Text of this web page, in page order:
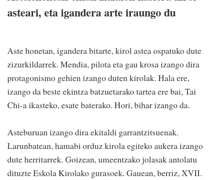
asteari, eta igandera arte iraungo du
Aste honetan, igandera bitarte, kirol astea ospatuko dute
zizurkildarrek. Mendia, pilota eta gau krosa izango dira
protagonismo gehien izango duten kirolak. Hala ere,
izango da beste ekintza batzuetarako tartea ere bai, Tai
Chi-a ikasteko, esate baterako. Hori, bihar izango da.
Asteburuan izango dira ekitaldi garrantzitsuenak.
Larunbatean, hamabi orduz kirola egiteko aukera izango
dute herritarrek. Goizean, umeentzako jolasak antolatu
dituzte Eskola Kirolako gurasoek. Gauean, berriz, XVII.